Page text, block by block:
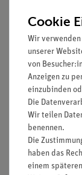
greifbar und in
spannenden
hierfür die
Mit unseren
Lösungen heben
neuen Wissens-
Cookie
Wir verwenden
unserer
von
Anzeigen zu
einzubinden
Die
Wir teilen
benennen.
Die
haben das
einem